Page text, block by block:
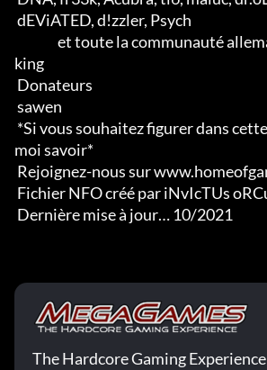
king
moi savoir*
Dernière mise à jour… 10/2021
The Hardcore Gaming Experience